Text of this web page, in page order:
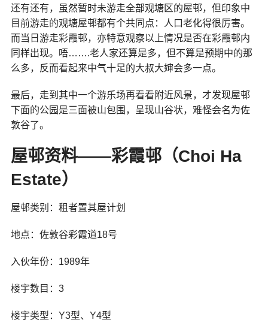
还有还有，虽然暂时未游走全部观塘区的屋邨，但印象中
目前游走的观塘屋邨都有个共同点：人口老化得很厉害。
而当日游走彩霞邨，亦特意观察以上情况是否在彩霞邨内
同样出现。唔…….老人家还算是多，但不算是预期中的那
么多，反而看起来中气十足的大叔大婶会多一点。
最后，走到其中一个游乐场再看看附近风景，才发现屋邨
下面的公园是三面被山包围，呈现山谷状，难怪会名为佐
敦谷了。
屋邨资料——彩霞邨（Choi Ha
Estate）
屋邨类别：租者置其屋计划
地点：佐敦谷彩霞道18号
入伙年份：1989年
楼宇数目：3
楼宇类型：Y3型、Y4型